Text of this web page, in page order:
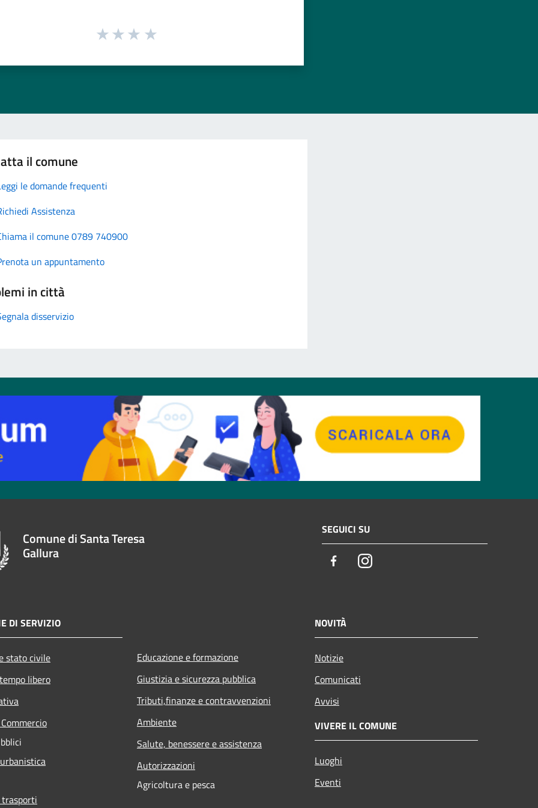
il comune
le domande frequenti
Assistenza
il comune 0789 740900
un appuntamento
in città
disservizio
Comune di Santa Teresa
Gallura
SEGUICI SU
FacebookInstagram
DI SERVIZIO
stato civile
libero
Educazione e formazione
Giustizia e sicurezza pubblica
Tributi,finanze e contravvenzioni
Ambiente
Salute, benessere e assistenza
Autorizzazioni
Agricoltura e pesca
NOVITÀ
Notizie
Comunicati
Avvisi
VIVERE IL COMUNE
Luoghi
Eventi